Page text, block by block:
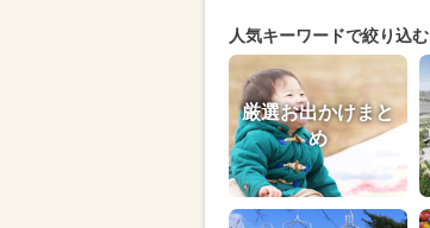
人気キーワードで絞り込む
厳選お出かけまと
め